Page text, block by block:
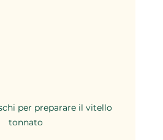
per preparare il vitello
tonnato